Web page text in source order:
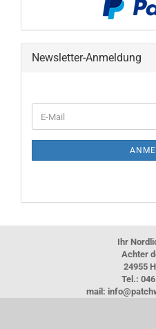
Newsletter-Anmeldung
ZUR
E-
Mail
Ihr
Achter
24955
Tel.:
mail: